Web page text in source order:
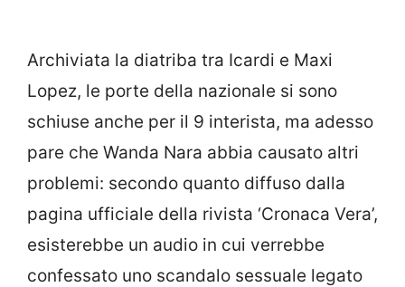
Archiviata la diatriba tra Icardi e Maxi
Lopez, le porte della nazionale si sono
schiuse anche per il 9 interista, ma adesso
pare che Wanda Nara abbia causato altri
problemi: secondo quanto diffuso dalla
pagina ufficiale della rivista ‘Cronaca Vera’,
esisterebbe un audio in cui verrebbe
confessato uno scandalo sessuale legato